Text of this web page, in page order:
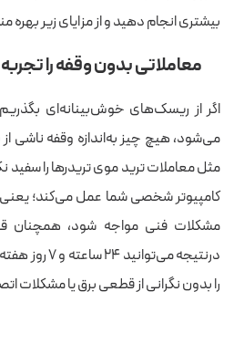
بیشتری انجام دهید و از مزایای زیر بهره
معاملاتی بدون وقفه را
اگر از ریسک‌های خوش‌بینانه‌ای
می‌شود، هیچ چیز به‌اندازه وقفه ناشی
مثل معاملات ترید موی تریدرها را سفید
کامپیوتر شخصی شما عمل می‌کند؛ یعنی
مشکلات فنی مواجه شود، همچنان
درنتیجه
را بدون نگرانی از قطعی برق یا مشکلات